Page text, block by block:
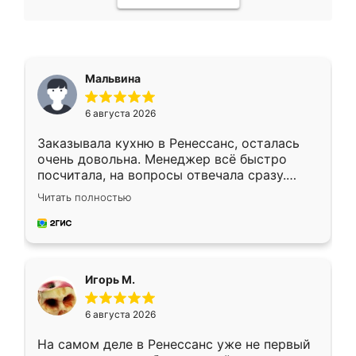
Мальвина
6 августа 2026
Заказывала кухню в Ренессанс, осталась
очень довольна. Менеджер всё быстро
посчитала, на вопросы отвечала сразу.
Замерщик приехал в субботу, подошёл к
делу со всей ответственностью. Собрали
за день, ребята работали аккуратно, даже
Читать полностью
Игорь М.
6 августа 2026
На самом деле в Ренессанс уже не первый